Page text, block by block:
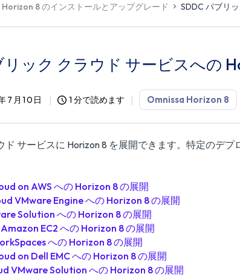
8 のインストールとアップグレード SDDC パブリ
リック クラウド サービスへの
7月10日 1 分で読めます Omnissa Horizon 8
ド サービスに Horizon 8 を展開できます。特定のデ
on AWS への Horizon 8 の展開
VMware Engine への Horizon 8 の展開
Solution への Horizon 8 の展開
EC2 への Horizon 8 の展開
への Horizon 8 の展開
on Dell EMC への Horizon 8 の展開
VMware Solution への Horizon 8 の展開